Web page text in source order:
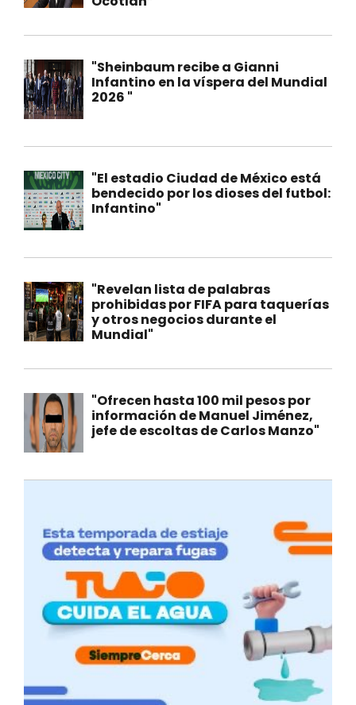
"Sheinbaum recibe a Gianni
Infantino en la víspera del Mundial
2026 "
"El estadio Ciudad de México está
bendecido por los dioses del futbol:
Infantino"
"Revelan lista de palabras
prohibidas por FIFA para taquerías
y otros negocios durante el
Mundial"
"Ofrecen hasta 100 mil pesos por
información de Manuel Jiménez,
jefe de escoltas de Carlos Manzo"